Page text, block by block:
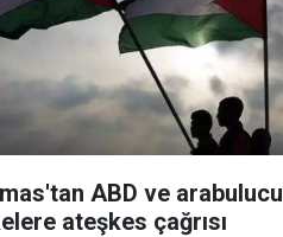
ABD ve arabulucu
ateşkes çağrısı